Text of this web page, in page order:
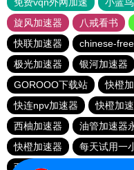
免费vqn外网加速
小蓝鸟
旋风加速器
八戒看书
快联加速器
chinese-
极光加速器
银河加速器
GOROOO下载站
快橙
快连npv加速器
快橙加
西柚加速器
油管加速器
快橙加速器
每天试用一
西柚加速器